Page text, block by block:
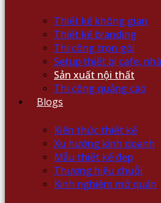
Thiết kế không gian
Thiết kế branding
Thi công trọn gói
Setup thiết bị cafe,
Sản xuất nội thất
Thi công quảng cáo
Blogs
Kiến thức thiết kế
Xu hướng kinh doanh
Mẫu thiết kế đẹp
Thương hiệu chuỗi
Kinh nghiệm mở quán